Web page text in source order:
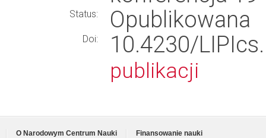
Status: Opublikowana
Doi: 10.4230/
publikacji
O Narodowym Centrum Nauki
Finansowanie nauki